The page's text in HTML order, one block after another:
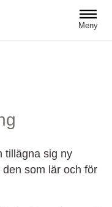
Meny
tillägna sig ny
som lär och för